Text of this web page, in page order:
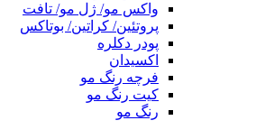
واکس مو/ ژل مو/ تافت
پروتئین/ کراتین/ بوتاکس
پودر دکلره
اکسیدان
فرچه رنگ مو
کیت رنگ مو
رنگ مو